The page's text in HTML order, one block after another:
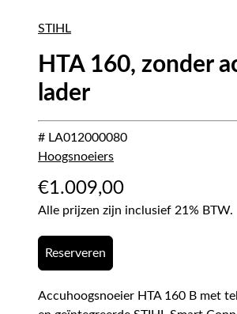
STIHL
HTA 160, zonder
lader
# LA012000080
Hoogsnoeiers
€1.009,00
Alle prijzen zijn inclusief 21% BTW.
Reserveren
Accuhoogsnoeier HTA 160 B met